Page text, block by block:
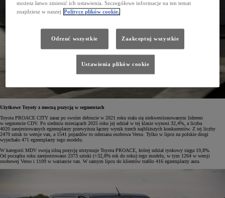
Użytkowe Toyoty z mocną pozycją w segmentach
Toyota PROACE CITY zaraz po swoim debiucie w 2021 roku stała się niekwestionowanym liderem
w segmencie CDV. Po siedmiu miesiącach 2025 roku jej udział w tej klasie wynosi 32,4%, a liczba
4020 zarejestrowanych egzemplarzy przewyższa łączny wynik trzech najbliższych konkurentów. Z tej liczby
2479 sztuk to wersje van, a 1541 pojazdów to odmiana osobowa Verso. Tylko w lipcu na polskie drogi
wyjechało 471 egzemplarzy tego modelu.
W kategorii MDV swoją silną pozycję utrzymuje Toyota PROACE, której udział rynkowy sięga 19,8%.
Od początku roku zarejestrowano 2373 sztuki (+32,8% rok do roku) tego modelu, w tym 1264 w wersji
osobowej Verso i 1109 w wariancie van. W samym lipcu do klientów trafiło 416 egzemplarzy auta.
możesz łatwo zmienić ich ustawienia. Szczegółowe informacje na ten temat
znajdziesz w naszej Polityce plików cookie.
Odrzuć wszystkie Zaakceptuj wszystkie
Ustawienia plików cookie